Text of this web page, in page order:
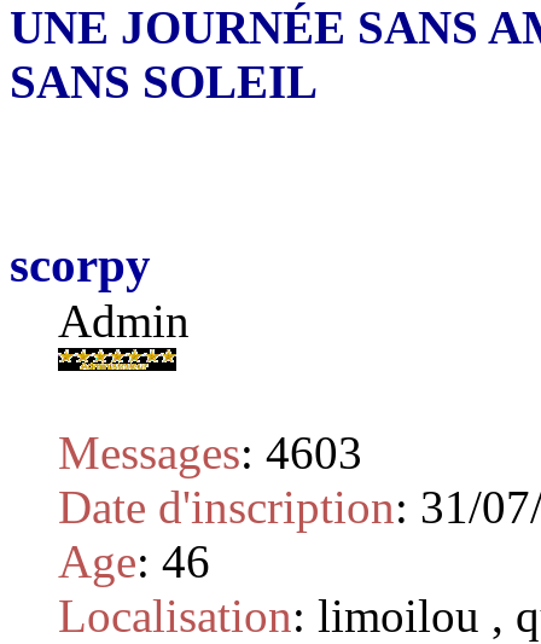
UNE JOURNÉE SANS
SANS SOLEIL
scorpy
Admin
Messages: 4603
Date d'inscription: 31/
Age: 46
Localisation: limoilou ,